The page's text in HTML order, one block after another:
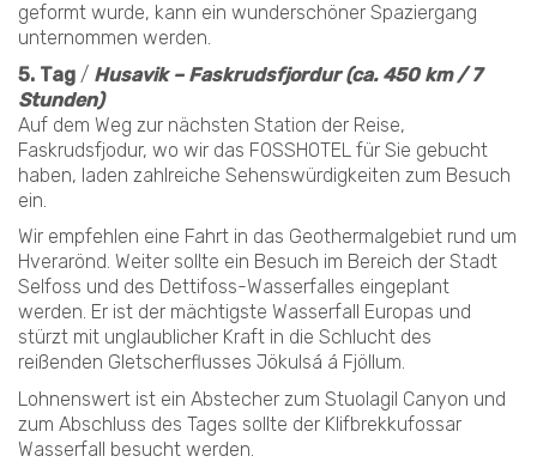
geformt wurde, kann ein wunderschöner Spaziergang
unternommen werden.
5. Tag / Husavik – Faskrudsfjordur (ca. 450 km / 7
Stunden)
Auf dem Weg zur nächsten Station der Reise,
Faskrudsfjodur, wo wir das FOSSHOTEL für Sie gebucht
haben, laden zahlreiche Sehenswürdigkeiten zum Besuch
ein.
Wir empfehlen eine Fahrt in das Geothermalgebiet rund um
Hverarönd. Weiter sollte ein Besuch im Bereich der Stadt
Selfoss und des Dettifoss-Wasserfalles eingeplant
werden. Er ist der mächtigste Wasserfall Europas und
stürzt mit unglaublicher Kraft in die Schlucht des
reißenden Gletscherflusses Jökulsá á Fjöllum.
Lohnenswert ist ein Abstecher zum Stuolagil Canyon und
zum Abschluss des Tages sollte der Klifbrekkufossar
Wasserfall besucht werden.